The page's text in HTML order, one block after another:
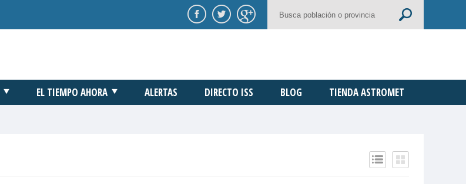
EL TIEMPO AHORA ALERTAS DIRECTO ISS BLOG TIENDA ASTROMET